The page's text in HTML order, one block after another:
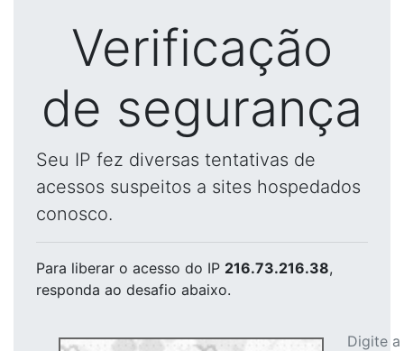
Verificação
de segurança
Seu IP fez diversas tentativas de
acessos suspeitos a sites hospedados
conosco.
Para liberar o acesso do IP 216.73.216.38,
responda ao desafio abaixo.
Digite